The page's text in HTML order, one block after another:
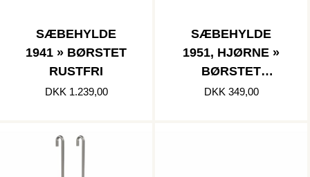
SÆBEHYLDE
1941 » BØRSTET
RUSTFRI
DKK 1.239,00
SÆBEHYLDE
1951, HJØRNE »
BØRSTET
RUSTFRI
DKK 349,00